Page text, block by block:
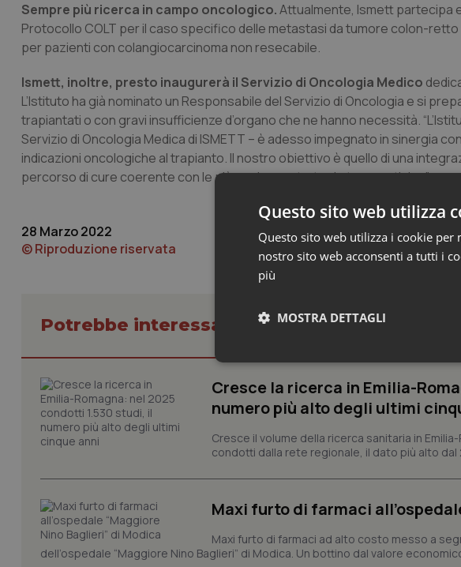
Sempre più ricerca in campo oncologico.Attualmente, Ismett partecipa
Protocollo COLT per il caso specifico delle metastasi da tumore colon-
per pazienti con colangiocarcinoma non resecabile.
Ismett, inoltre, presto inaugurerà il Servizio di Oncologia Medico
L’Istituto ha già nominato un Responsabile del Servizio di Oncologia e si
trapiantati o con gravi insufficienze d’organo che ne hanno necessità.
Servizio di Oncologia Medica di ISMETT – è adesso impegnato in sinergia
indicazioni oncologiche al trapianto. Il nostro obiettivo è quello di una
percorso di cure coerente con le più moderne strategie terapeutiche.”
28 Marzo 2022
© Riproduzione riservata
Potrebbe interessarti in Regioni e Asl
Cresce la ricerca in Emilia-
numero più alto degli ultimi
Cresce il volume della ricerca sanitaria in
condotti dalla rete regionale, il dato più alto dal
Maxi furto di farmaci
Maxi furto di farmaci ad alto costo messo a
dell’ospedale “Maggiore Nino Baglieri” di Modica. Un bottino dal valore
Questo sito web utilizza
Questo sito web utilizza i cookie per
nostro sito web acconsenti a tutti i
più
MOSTRA DETTAGLI
Necessari
I cookie necessari contribuiscono a rendere
e l'accesso alle aree protette del sito. Il sito
Nome
Fornitore/